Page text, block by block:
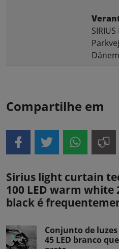
Compartilhe em
Sirius light curtain
100 LED warm white
black é
Conjunto de
45 LED branco